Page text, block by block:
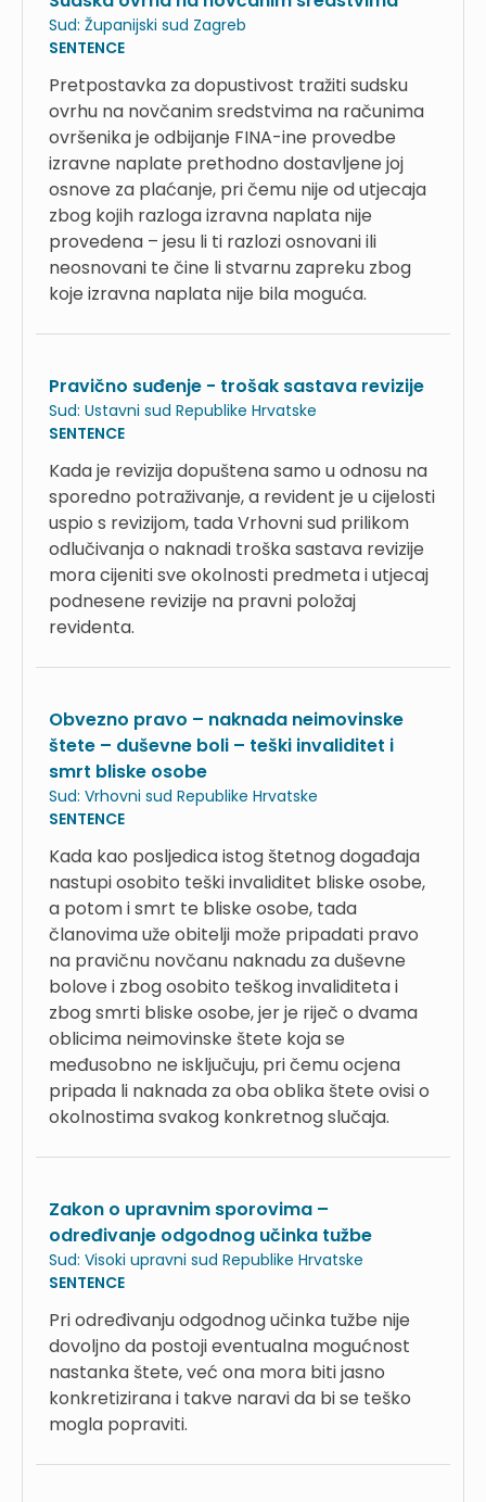
Sud: Županijski sud Zagreb
SENTENCE
Pretpostavka za dopustivost tražiti sudsku
ovrhu na novčanim sredstvima na računima
ovršenika je odbijanje FINA-ine provedbe
izravne naplate prethodno dostavljene joj
osnove za plaćanje, pri čemu nije od utjecaja
zbog kojih razloga izravna naplata nije
provedena – jesu li ti razlozi osnovani ili
neosnovani te čine li stvarnu zapreku zbog
koje izravna naplata nije bila moguća.
Pravično suđenje - trošak sastava revizije
Sud: Ustavni sud Republike Hrvatske
SENTENCE
Kada je revizija dopuštena samo u odnosu na
sporedno potraživanje, a revident je u cijelosti
uspio s revizijom, tada Vrhovni sud prilikom
odlučivanja o naknadi troška sastava revizije
mora cijeniti sve okolnosti predmeta i utjecaj
podnesene revizije na pravni položaj
revidenta.
Obvezno pravo – naknada neimovinske
štete – duševne boli – teški invaliditet i
smrt bliske osobe
Sud: Vrhovni sud Republike Hrvatske
SENTENCE
Kada kao posljedica istog štetnog događaja
nastupi osobito teški invaliditet bliske osobe,
a potom i smrt te bliske osobe, tada
članovima uže obitelji može pripadati pravo
na pravičnu novčanu naknadu za duševne
bolove i zbog osobito teškog invaliditeta i
zbog smrti bliske osobe, jer je riječ o dvama
oblicima neimovinske štete koja se
međusobno ne isključuju, pri čemu ocjena
pripada li naknada za oba oblika štete ovisi o
okolnostima svakog konkretnog slučaja.
Zakon o upravnim sporovima –
određivanje odgodnog učinka tužbe
Sud: Visoki upravni sud Republike Hrvatske
SENTENCE
Pri određivanju odgodnog učinka tužbe nije
dovoljno da postoji eventualna mogućnost
nastanka štete, već ona mora biti jasno
konkretizirana i takve naravi da bi se teško
mogla popraviti.